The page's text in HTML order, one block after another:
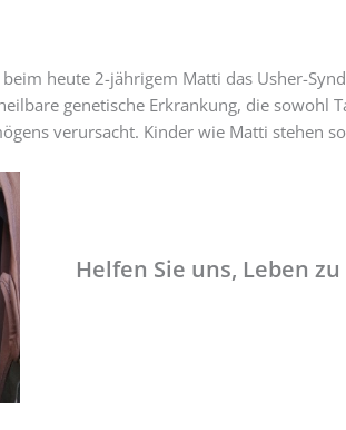
heute 2-jährigem Matti das Usher-
genetische Erkrankung, die sowohl
verursacht. Kinder wie Matti stehen
Helfen Sie uns, Leben